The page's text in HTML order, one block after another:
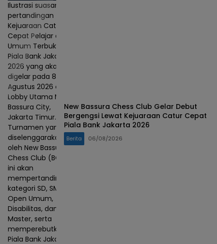
Ilustrasi suasana
pertandingan
Kejuaraan Catur
Cepat Pelajar dan
Umum Terbuka
Piala Bank Jakarta
2026 yang akan
digelar pada 8–9
Agustus 2026 di
Lobby Utama Mall
Bassura City,
Jakarta Timur.
Turnamen yang
diselenggarakan
oleh New Bassura
Chess Club (BCC)
ini akan
mempertandingkan
kategori SD, SMP,
Open Umum,
Disabilitas, dan
Master, serta
memperebutkan
Piala Bank Jakarta
New Bassura Chess Club Gelar Debut
Bergengsi Lewat Kejuaraan Catur Cepat
Piala Bank Jakarta 2026
Berita 06/08/2026